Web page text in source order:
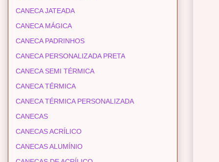
CANECA JATEADA
CANECA MÁGICA
CANECA PADRINHOS
CANECA PERSONALIZADA PRETA
CANECA SEMI TÉRMICA
CANECA TÉRMICA
CANECA TÉRMICA PERSONALIZADA
CANECAS
CANECAS ACRÍLICO
CANECAS ALUMÍNIO